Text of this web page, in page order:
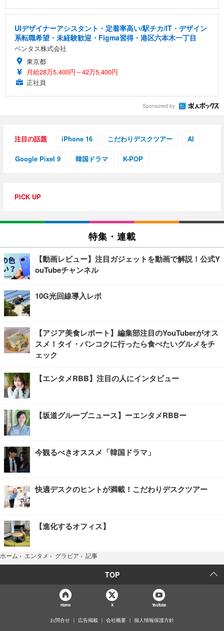
UIデザイナーアシスタント・定着率高い/駅チカ/IT・デザイン
系転職希望・未経験歓迎・Figma習得・港区六本木一丁目
ベンタス株式会社
東京都
月給28万5,400円～42万5,400円
正社員
Sponsored by
注目の話題 iPhone 16 こだわりデスクツアー AI
Google Pixel 9 韓国ドラマ K-POP
PICK UP
特集・連載
【動画レビュー】注目ガジェットを動画で解説！公式Y
ouTubeチャンネル
10G光回線導入レポ
【アジア美食レポート】編集部注目のYouTuberがオス
スメ！タイ・バンコクに行ったら食べたいグルメをチ
ェック
【エンタメRBB】注目の人にインタビュー
【坂道グループニュース】ーエンタメRBBー
今観るべきオススメ「韓国ドラマ」
快適デスクのヒントが満載！こだわりデスクツアー
【進化するオフィス】
ホーム › エンタメ › グラビア › 記事
TOP
Home X YouTube
お問合せ 広告掲載 会社概要 個人情報保護方針